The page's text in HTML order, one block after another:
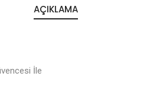
AÇIKLAMA
İle